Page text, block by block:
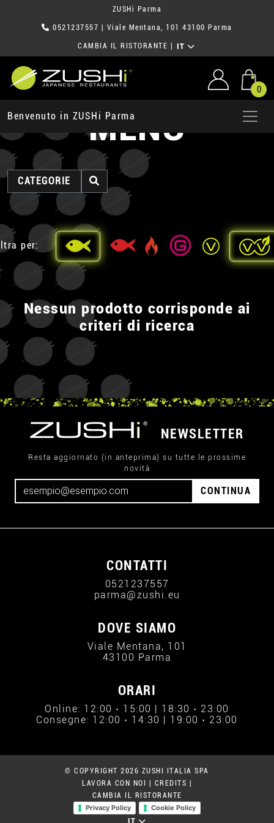
ZUSHi Parma
0521237557 | Viale Mentana, 101 43100 Parma
CAMBIA IL RISTORANTE IT
0
Benvenuto in ZUSHi ParmaMENU
CATEGORIE
per:
Nessun prodotto corrisponde ai
criteri di ricerca
NEWSLETTER
Resta aggiornato (in anteprima) su tutte le prossime
novità
CONTINUA
CONTATTI
0521237557
parma@zushi.eu
DOVE SIAMO
Viale Mentana, 101
43100 Parma
ORARI
Online: 12:00 › 15:00 | 18:30 › 23:00
Consegne: 12:00 › 14:30 | 19:00 › 23:00
© COPYRIGHT 2026 ZUSHI ITALIA SPA
LAVORA CON NOI
CREDITS
CAMBIA IL RISTORANTE
Privacy Policy
Cookie Policy